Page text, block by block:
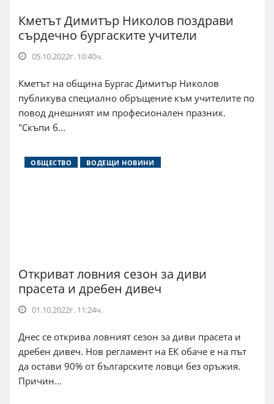
Кметът Димитър Николов поздрави
сърдечно бургаските учители
05.10.2022г. 10:40ч.
Кметът на община Бургас Димитър Николов
публикува специално обръщение към учителите по
повод днешният им професионален празник.
"Скъпи б...
ОБЩЕСТВО ВОДЕЩИ НОВИНИ
Откриват ловния сезон за диви
прасета и дребен дивеч
01.10.2022г. 11:24ч.
Днес се открива ловният сезон за диви прасета и
дребен дивеч. Нов регламент на ЕК обаче е на път
да остави 90% от българските ловци без оръжия.
Причин...